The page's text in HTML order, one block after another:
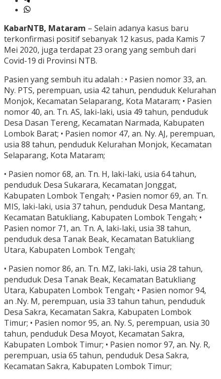
KabarNTB, Mataram – Selain adanya kasus baru
terkonfirmasi positif sebanyak 12 kasus, pada Kamis 7
Mei 2020, juga terdapat 23 orang yang sembuh dari
Covid-19 di Provinsi NTB.
Pasien yang sembuh itu adalah : • Pasien nomor 33, an.
Ny. PTS, perempuan, usia 42 tahun, penduduk Kelurahan
Monjok, Kecamatan Selaparang, Kota Mataram; • Pasien
nomor 40, an. Tn. AS, laki-laki, usia 49 tahun, penduduk
Desa Dasan Tereng, Kecamatan Narmada, Kabupaten
Lombok Barat; • Pasien nomor 47, an. Ny. AJ, perempuan,
usia 88 tahun, penduduk Kelurahan Monjok, Kecamatan
Selaparang, Kota Mataram;
• Pasien nomor 68, an. Tn. H, laki-laki, usia 64 tahun,
penduduk Desa Sukarara, Kecamatan Jonggat,
Kabupaten Lombok Tengah; • Pasien nomor 69, an. Tn.
MIS, laki-laki, usia 37 tahun, penduduk Desa Mantang,
Kecamatan Batukliang, Kabupaten Lombok Tengah; •
Pasien nomor 71, an. Tn. A, laki-laki, usia 38 tahun,
penduduk desa Tanak Beak, Kecamatan Batukliang
Utara, Kabupaten Lombok Tengah;
• Pasien nomor 86, an. Tn. MZ, laki-laki, usia 28 tahun,
penduduk Desa Tanak Beak, Kecamatan Batukliang
Utara, Kabupaten Lombok Tengah; • Pasien nomor 94,
an .Ny. M, perempuan, usia 33 tahun tahun, penduduk
Desa Sakra, Kecamatan Sakra, Kabupaten Lombok
Timur; • Pasien nomor 95, an. Ny. S, perempuan, usia 30
tahun, penduduk Desa Moyot, Kecamatan Sakra,
Kabupaten Lombok Timur; • Pasien nomor 97, an. Ny. R,
perempuan, usia 65 tahun, penduduk Desa Sakra,
Kecamatan Sakra, Kabupaten Lombok Timur;